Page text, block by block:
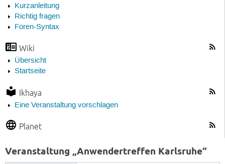
Kurzanleitung
Richtig fragen
Foren-Syntax
Wiki
Übersicht
Startseite
Ikhaya
Eine Veranstaltung vorschlagen
Planet
Veranstaltung „Anwendertreffen Karlsruhe“